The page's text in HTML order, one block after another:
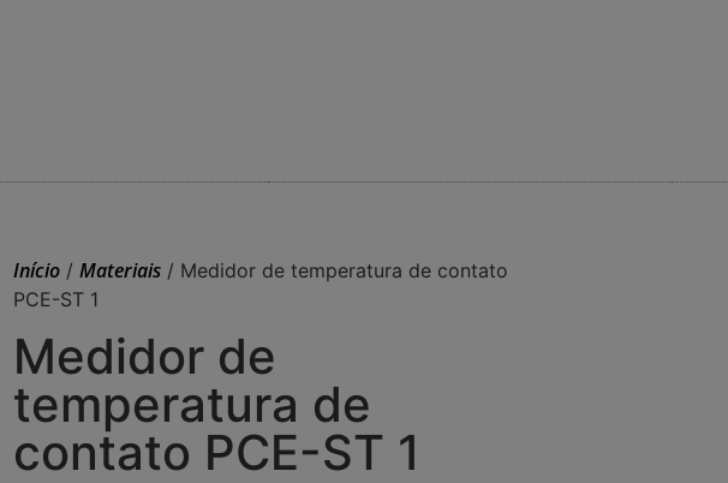
Início / Materiais / Medidor de temperatura de contato
PCE-ST 1
Medidor de
temperatura de
contato PCE-ST 1